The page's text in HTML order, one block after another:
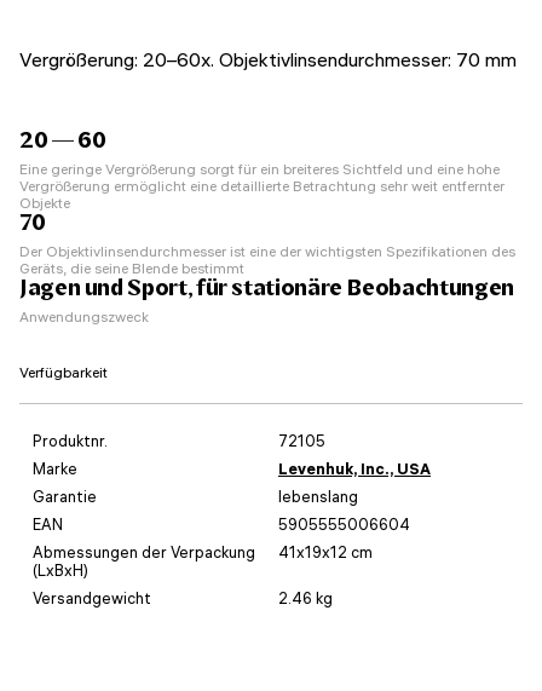
Vergrößerung: 20–60x. Objektivlinsendurchmesser: 70 mm
20 — 60
Eine geringe Vergrößerung sorgt für ein breiteres Sichtfeld und eine hohe
Vergrößerung ermöglicht eine detaillierte Betrachtung sehr weit entfernter
Objekte
70
Der Objektivlinsendurchmesser ist eine der wichtigsten Spezifikationen des
Geräts, die seine Blende bestimmt
Jagen und Sport, für stationäre Beobachtungen
Anwendungszweck
Verfügbarkeit
Produktnr.
72105
Marke
Levenhuk, Inc., USA
Garantie
lebenslang
EAN
5905555006604
Abmessungen der Verpackung
(LxBxH)
41x19x12 cm
Versandgewicht 2.46 kg